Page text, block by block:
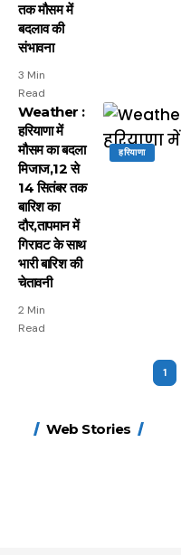
तक मौसम में
बदलाव की
संभावना
3 Min
Read
हरियाणा
Weather :
हरियाणा में
मौसम का बदला
मिजाज,12 से
14 सितंबर तक
बारिश का
दौर,तापमान में
गिरावट के साथ
भारी बारिश की
चेतावनी
2 Min
Read
1
Web Stories
15 नवंबर से लागू होंगे
FASTag के ये नए नियम,
मोटापे को कम करने के लिए